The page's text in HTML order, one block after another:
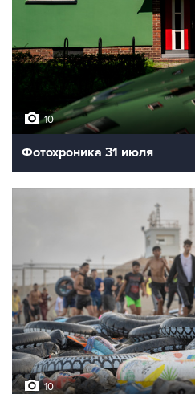
10
Фотохроника 31 июля
10